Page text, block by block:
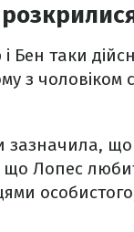
Бен таки
з чоловіком
зазначила,
що Лопес